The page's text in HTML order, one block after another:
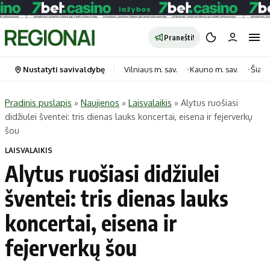
Pranešti!
Portalas
Naujausi
Regionai
Pasaulis
Politika
Kategorijos
Horoskopai
Laisvalaikis
Maistas
Sveikata
Nustatyti savivaldybę Vilniaus m. sav. Kauno m. sav.
Pradinis puslapis » Naujienos » Laisvalaikis » Alytus ruošiasi
didžiulei šventei: tris dienas lauks koncertai, eisena ir fejerverkų
šou
LAISVALAIKIS
Alytus ruošiasi didžiulei
šventei: tris dienas lauks
koncertai, eisena ir
fejerverkų šou